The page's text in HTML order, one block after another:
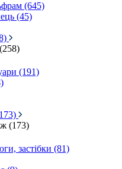
(645)
(45)
(191)
(173)
застібки (81)